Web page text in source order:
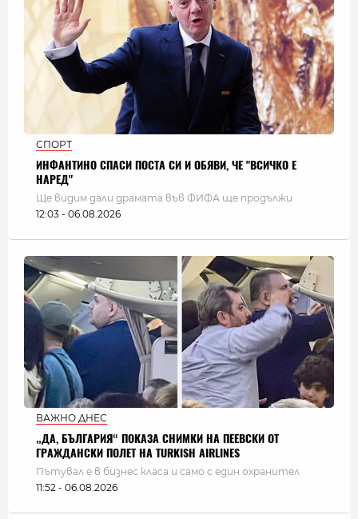
СПОРТ
ИНФАНТИНО СПАСИ ПОСТА СИ И ОБЯВИ, ЧЕ "ВСИЧКО Е
НАРЕД"
Ще видим дали драмата във ФИФА ще продължи
12:03 - 06.08.2026
ВАЖНО ДНЕС
„ДА, БЪЛГАРИЯ“ ПОКАЗА СНИМКИ НА ПЕЕВСКИ ОТ
ГРАЖДАНСКИ ПОЛЕТ НА TURKISH AIRLINES
Пътувал е в бизнес класа и само с един охранител
11:52 - 06.08.2026